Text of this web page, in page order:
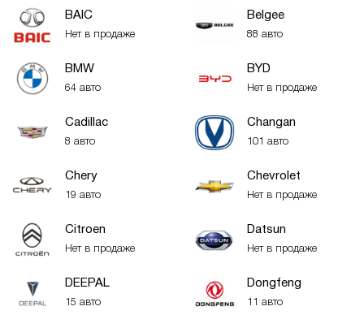
BAIC
Нет в продаже
Belgee
88 авто
BMW
64 авто
BYD
Нет в продаже
Cadillac
8 авто
Changan
101 авто
Chery
19 авто
Chevrolet
Нет в продаже
Citroen
Нет в продаже
Datsun
Нет в продаже
DEEPAL
15 авто
Dongfeng
11 авто